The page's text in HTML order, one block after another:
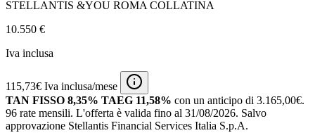
STELLANTIS &YOU ROMA COLLATINA
10.550 €
Iva inclusa
115,73€ Iva inclusa/mese
TAN FISSO 8,35% TAEG 11,58% con un anticipo di 3.165,00€.
96 rate mensili. L'offerta è valida fino al 31/08/2026. Salvo
approvazione Stellantis Financial Services Italia S.p.A.